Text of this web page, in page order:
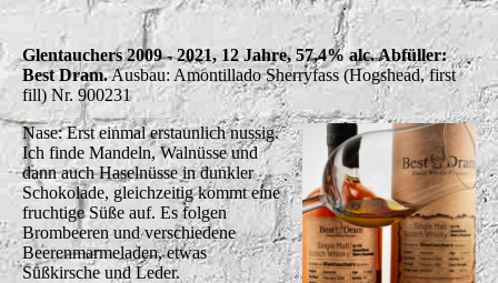
Glentauchers 2009 - 2021, 12 Jahre, 57,4% alc. Abfüller:
Best Dram.Ausbau: Amontillado Sherryfass (Hogshead, first
fill) Nr. 900231
Nase: Erst einmal erstaunlich nussig.
Ich finde Mandeln, Walnüsse und
dann auch Haselnüsse in dunkler
Schokolade, gleichzeitig kommt eine
fruchtige Süße auf. Es folgen
Brombeeren und verschiedene
Beerenmarmeladen, etwas
Süßkirsche und Leder.